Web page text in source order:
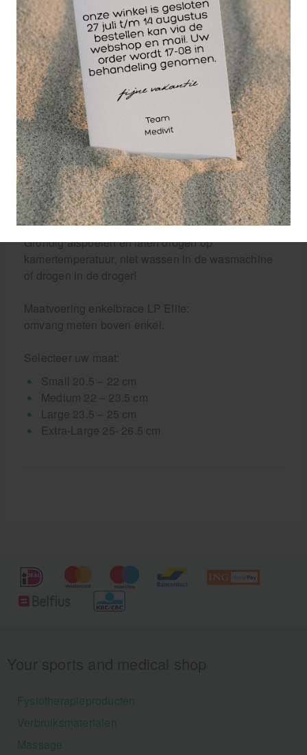
hebben bij intensieve sporten zoals handbal,
korfbal, padel en basketbal. Naast de kunststof exo-
skelet krijg je door het 8-tje van de straps extra
steun op de ligamenten en banden van de enkel.
Deze straps zijn gemaakt van nylon en geven niet
mee, sommige banden zijn van elastiek en geven
mee, deze nylon straps bieden maximale steun!
De LP Elite enkel brace is te gebruiken bij
verstuiking van de enkel en voor geavanceerde
ondersteuning bij blessures en artrose.
Wasinstructies Elite enkelbrace;
handwas in koud water met een milde zeep.
Grondig afspoelen en laten drogen op
kamertemperatuur, niet wassen in de wasmachine
of drogen in de droger!
Maatvoering enkelbrace LP Elite:
omvang meten boven enkel.
Selecteer uw maat:
Small 20.5 – 22 cm
Medium 22 – 23.5 cm
Large 23.5 – 25 cm
Extra-Large 25- 26.5 cm
Fysiotherapieproducten
Verbruiksmaterialen
Massage